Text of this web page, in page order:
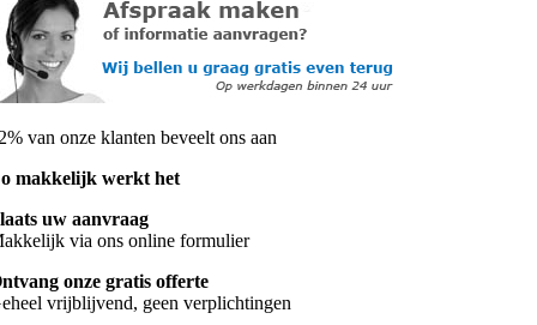
van onze klanten beveelt ons aan
makkelijk werkt het
uw aanvraag
via ons online formulier
onze gratis offerte
vrijblijvend, geen verplichtingen